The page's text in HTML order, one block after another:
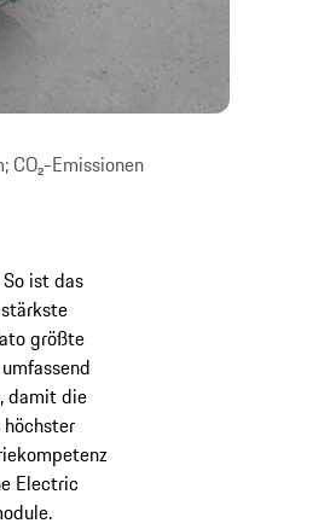
Emissionen
ist das
größte
damit die
Electric